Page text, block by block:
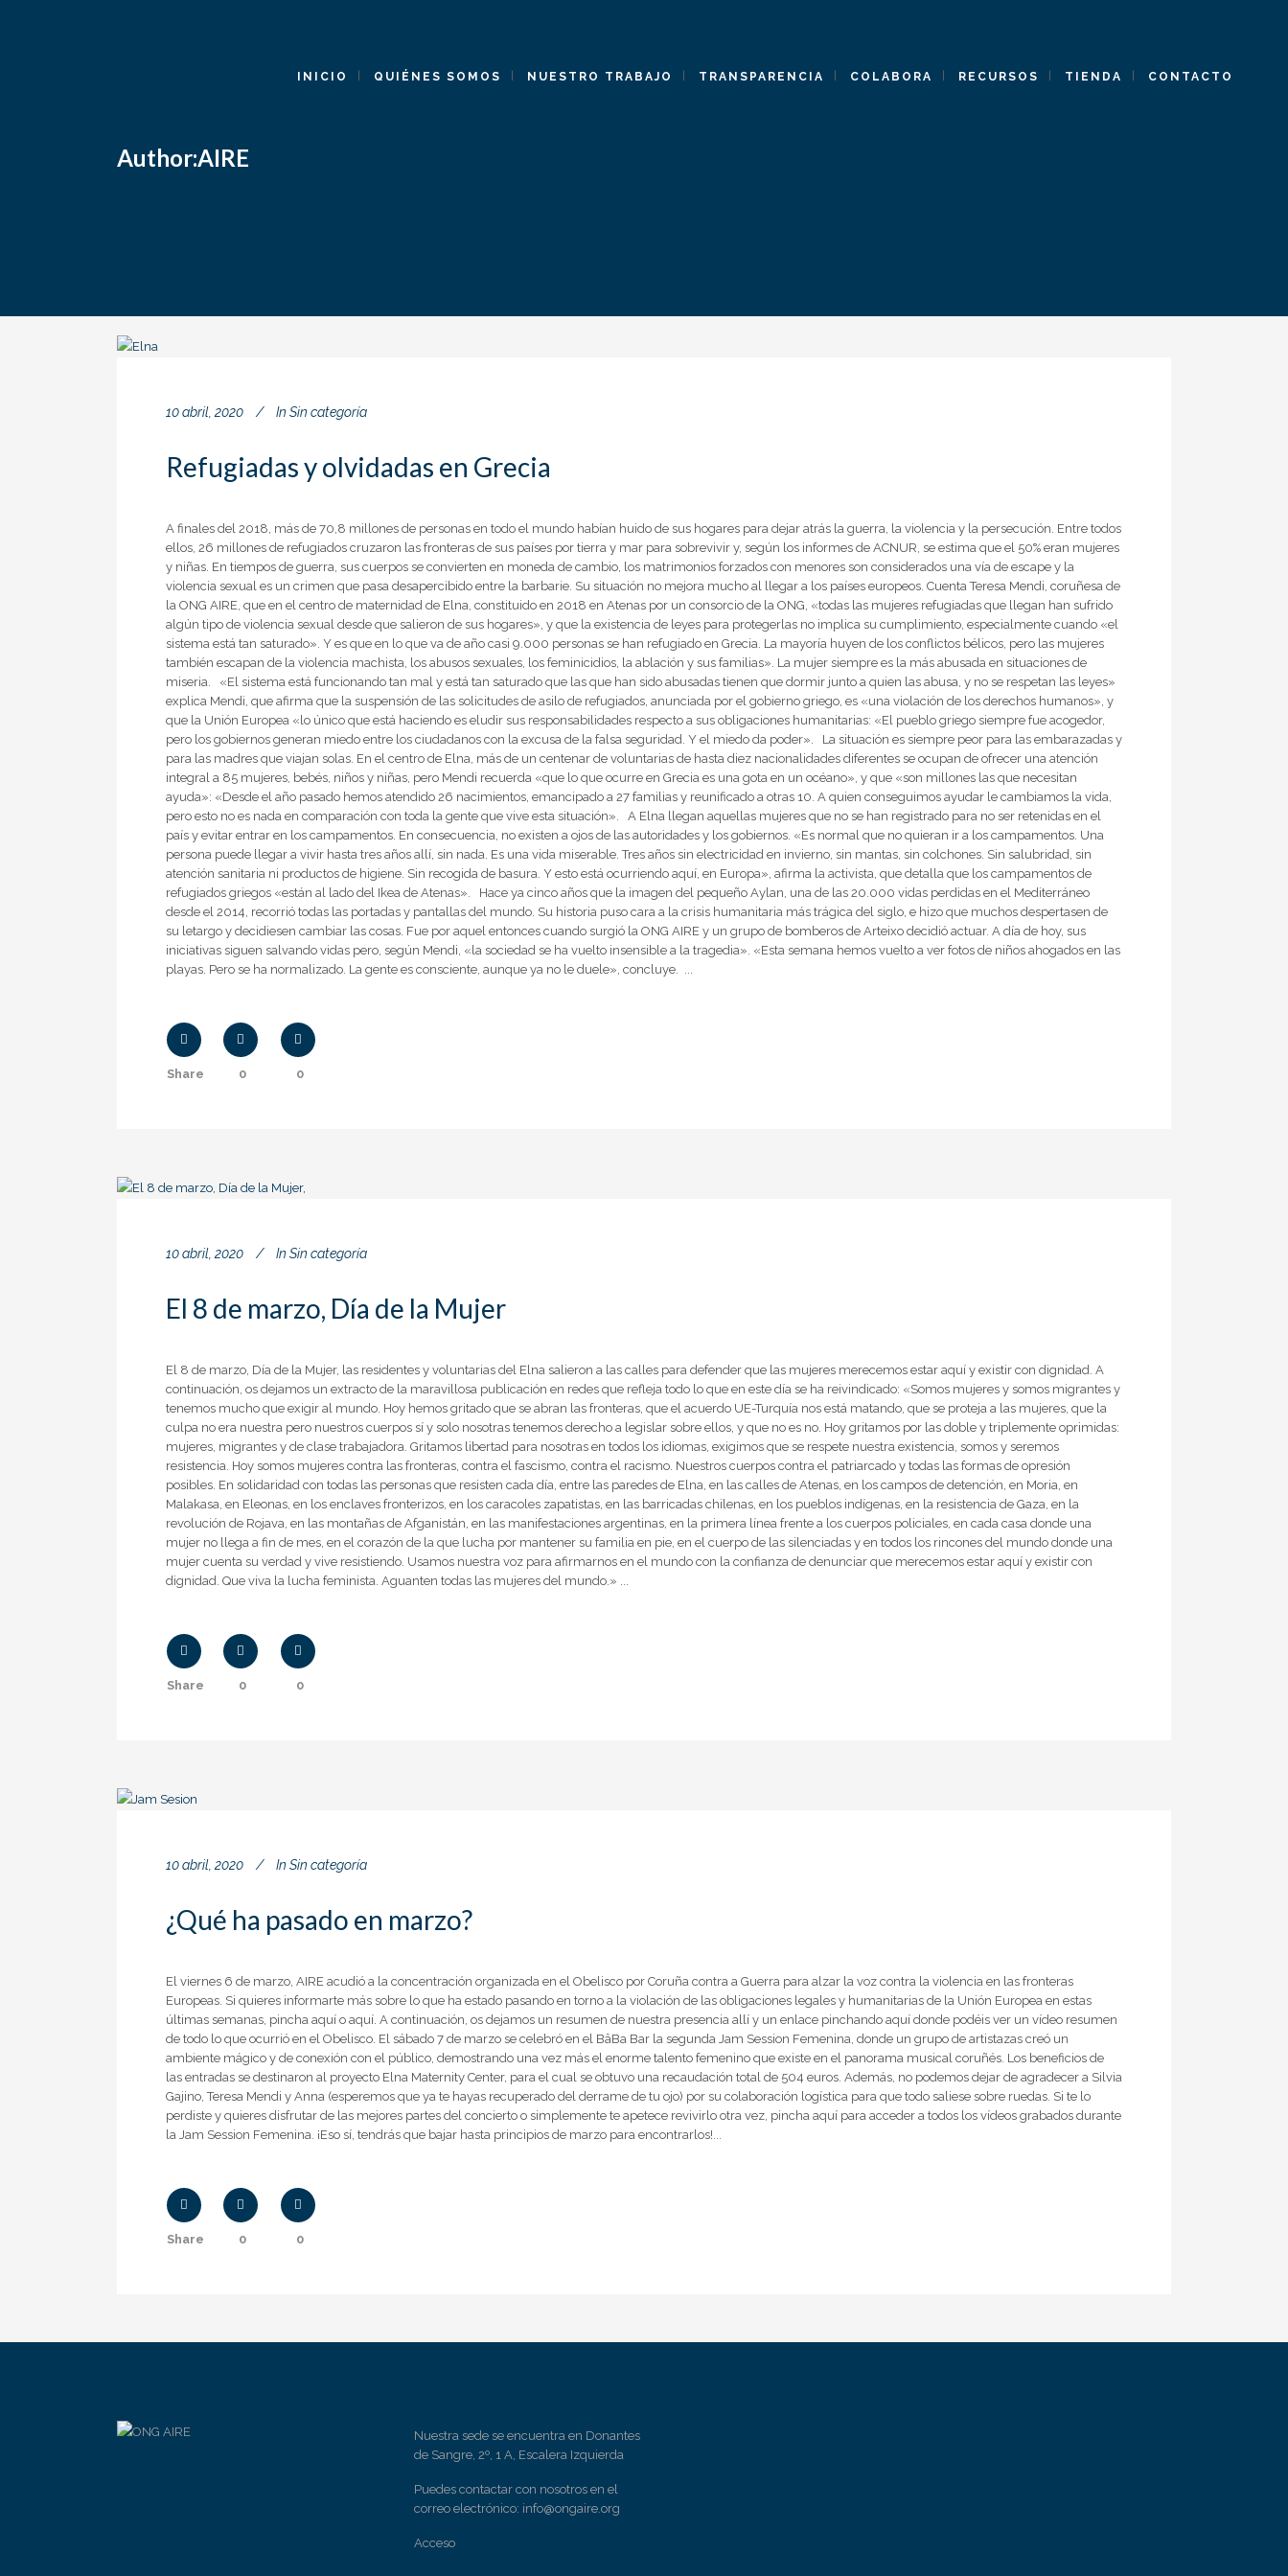
INICIO QUIÉNES SOMOS NUESTRO TRABAJO TRANSPARENCIA COLABORA RECURSOS TIENDA CONTACTO
Author:AIRE
10 abril, 2020 In Sin categoría
Refugiadas y olvidadas en Grecia
A finales del 2018, más de 70,8 millones de personas en todo el mundo habían huido de sus hogares para dejar atrás la guerra, la violencia y la persecución. Entre todos
ellos, 26 millones de refugiados cruzaron las fronteras de sus países por tierra y mar para sobrevivir y, según los informes de ACNUR, se estima que el 50% eran mujeres
y niñas. En tiempos de guerra, sus cuerpos se convierten en moneda de cambio, los matrimonios forzados con menores son considerados una vía de escape y la
violencia sexual es un crimen que pasa desapercibido entre la barbarie. Su situación no mejora mucho al llegar a los países europeos. Cuenta Teresa Mendi, coruñesa de
la ONG AIRE, que en el centro de maternidad de Elna, constituido en 2018 en Atenas por un consorcio de la ONG, «todas las mujeres refugiadas que llegan han sufrido
algún tipo de violencia sexual desde que salieron de sus hogares», y que la existencia de leyes para protegerlas no implica su cumplimiento, especialmente cuando «el
sistema está tan saturado». Y es que en lo que va de año casi 9.000 personas se han refugiado en Grecia. La mayoría huyen de los conflictos bélicos, pero las mujeres
también escapan de la violencia machista, los abusos sexuales, los feminicidios, la ablación y sus familias». La mujer siempre es la más abusada en situaciones de
miseria. «El sistema está funcionando tan mal y está tan saturado que las que han sido abusadas tienen que dormir junto a quien las abusa, y no se respetan las leyes»
explica Mendi, que afirma que la suspensión de las solicitudes de asilo de refugiados, anunciada por el gobierno griego, es «una violación de los derechos humanos», y
que la Unión Europea «lo único que está haciendo es eludir sus responsabilidades respecto a sus obligaciones humanitarias: «El pueblo griego siempre fue acogedor,
pero los gobiernos generan miedo entre los ciudadanos con la excusa de la falsa seguridad. Y el miedo da poder». La situación es siempre peor para las embarazadas y
para las madres que viajan solas. En el centro de Elna, más de un centenar de voluntarias de hasta diez nacionalidades diferentes se ocupan de ofrecer una atención
integral a 85 mujeres, bebés, niños y niñas, pero Mendi recuerda «que lo que ocurre en Grecia es una gota en un océano», y que «son millones las que necesitan
ayuda»: «Desde el año pasado hemos atendido 26 nacimientos, emancipado a 27 familias y reunificado a otras 10. A quien conseguimos ayudar le cambiamos la vida,
pero esto no es nada en comparación con toda la gente que vive esta situación». A Elna llegan aquellas mujeres que no se han registrado para no ser retenidas en el
país y evitar entrar en los campamentos. En consecuencia, no existen a ojos de las autoridades y los gobiernos. «Es normal que no quieran ir a los campamentos. Una
persona puede llegar a vivir hasta tres años allí, sin nada. Es una vida miserable. Tres años sin electricidad en invierno, sin mantas, sin colchones. Sin salubridad, sin
atención sanitaria ni productos de higiene. Sin recogida de basura. Y esto está ocurriendo aquí, en Europa», afirma la activista, que detalla que los campamentos de
refugiados griegos «están al lado del Ikea de Atenas». Hace ya cinco años que la imagen del pequeño Aylan, una de las 20.000 vidas perdidas en el Mediterráneo
desde el 2014, recorrió todas las portadas y pantallas del mundo. Su historia puso cara a la crisis humanitaria más trágica del siglo, e hizo que muchos despertasen de
su letargo y decidiesen cambiar las cosas. Fue por aquel entonces cuando surgió la ONG AIRE y un grupo de bomberos de Arteixo decidió actuar. A día de hoy, sus
iniciativas siguen salvando vidas pero, según Mendi, «la sociedad se ha vuelto insensible a la tragedia». «Esta semana hemos vuelto a ver fotos de niños ahogados en las
playas. Pero se ha normalizado. La gente es consciente, aunque ya no le duele», concluye. ...
Share 0 0
10 abril, 2020 In Sin categoría
El 8 de marzo, Día de la Mujer
El 8 de marzo, Día de la Mujer, las residentes y voluntarias del Elna salieron a las calles para defender que las mujeres merecemos estar aquí y existir con dignidad. A
continuación, os dejamos un extracto de la maravillosa publicación en redes que refleja todo lo que en este día se ha reivindicado: «Somos mujeres y somos migrantes y
tenemos mucho que exigir al mundo. Hoy hemos gritado que se abran las fronteras, que el acuerdo UE-Turquía nos está matando, que se proteja a las mujeres, que la
culpa no era nuestra pero nuestros cuerpos sí y solo nosotras tenemos derecho a legislar sobre ellos, y que no es no. Hoy gritamos por las doble y triplemente oprimidas:
mujeres, migrantes y de clase trabajadora. Gritamos libertad para nosotras en todos los idiomas, exigimos que se respete nuestra existencia, somos y seremos
resistencia. Hoy somos mujeres contra las fronteras, contra el fascismo, contra el racismo. Nuestros cuerpos contra el patriarcado y todas las formas de opresión
posibles. En solidaridad con todas las personas que resisten cada día, entre las paredes de Elna, en las calles de Atenas, en los campos de detención, en Moria, en
Malakasa, en Eleonas, en los enclaves fronterizos, en los caracoles zapatistas, en las barricadas chilenas, en los pueblos indígenas, en la resistencia de Gaza, en la
revolución de Rojava, en las montañas de Afganistán, en las manifestaciones argentinas, en la primera línea frente a los cuerpos policiales, en cada casa donde una
mujer no llega a fin de mes, en el corazón de la que lucha por mantener su familia en pie, en el cuerpo de las silenciadas y en todos los rincones del mundo donde una
mujer cuenta su verdad y vive resistiendo. Usamos nuestra voz para afirmarnos en el mundo con la confianza de denunciar que merecemos estar aquí y existir con
dignidad. Que viva la lucha feminista. Aguanten todas las mujeres del mundo.» ...
Share 0 0
10 abril, 2020 In Sin categoría
¿Qué ha pasado en marzo?
El viernes 6 de marzo, AIRE acudió a la concentración organizada en el Obelisco por Coruña contra a Guerra para alzar la voz contra la violencia en las fronteras
Europeas. Si quieres informarte más sobre lo que ha estado pasando en torno a la violación de las obligaciones legales y humanitarias de la Unión Europea en estas
últimas semanas, pincha aquí o aquí. A continuación, os dejamos un resumen de nuestra presencia allí y un enlace pinchando aquí donde podéis ver un vídeo resumen
de todo lo que ocurrió en el Obelisco. El sábado 7 de marzo se celebró en el BâBa Bar la segunda Jam Session Femenina, donde un grupo de artistazas creó un
ambiente mágico y de conexión con el público, demostrando una vez más el enorme talento femenino que existe en el panorama musical coruñés. Los beneficios de
las entradas se destinaron al proyecto Elna Maternity Center, para el cual se obtuvo una recaudación total de 504 euros. Además, no podemos dejar de agradecer a Silvia
Gajino, Teresa Mendi y Anna (esperemos que ya te hayas recuperado del derrame de tu ojo) por su colaboración logística para que todo saliese sobre ruedas. Si te lo
perdiste y quieres disfrutar de las mejores partes del concierto o simplemente te apetece revivirlo otra vez, pincha aquí para acceder a todos los vídeos grabados durante
la Jam Session Femenina. ¡Eso sí, tendrás que bajar hasta principios de marzo para encontrarlos!...
Share 0 0
Nuestra sede se encuentra en Donantes
de Sangre, 2º, 1 A, Escalera Izquierda
Puedes contactar con nosotros en el
correo electrónico: info@ongaire.org
Acceso